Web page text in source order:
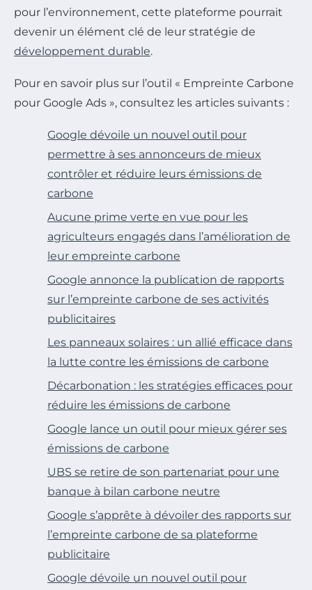
pour l’environnement, cette plateforme pourrait
devenir un élément clé de leur stratégie de
développement durable.
Pour en savoir plus sur l’outil « Empreinte Carbone
pour Google Ads », consultez les articles suivants :
Google dévoile un nouvel outil pour
permettre à ses annonceurs de mieux
contrôler et réduire leurs émissions de
carbone
Aucune prime verte en vue pour les
agriculteurs engagés dans l’amélioration de
leur empreinte carbone
Google annonce la publication de rapports
sur l’empreinte carbone de ses activités
publicitaires
Les panneaux solaires : un allié efficace dans
la lutte contre les émissions de carbone
Décarbonation : les stratégies efficaces pour
réduire les émissions de carbone
Google lance un outil pour mieux gérer ses
émissions de carbone
UBS se retire de son partenariat pour une
banque à bilan carbone neutre
Google s’apprête à dévoiler des rapports sur
l’empreinte carbone de sa plateforme
publicitaire
Google dévoile un nouvel outil pour